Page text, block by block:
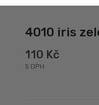
4010 iris
110 Kč
S DPH